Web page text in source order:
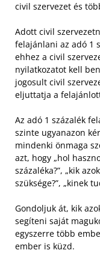
civil szervezet és
Adott civil
felajánlani az adó 1
ehhez a civil
nyilatkozatot kell
jogosult civil
eljuttatja a
Az adó 1 százalék
szinte ugyanazon
mindenki önmaga
azt, hogy „hol
százaléka?”, „kik
szüksége?”, „kinek
Gondoljuk át, kik
segíteni saját
egyszerre több
ember is küzd.